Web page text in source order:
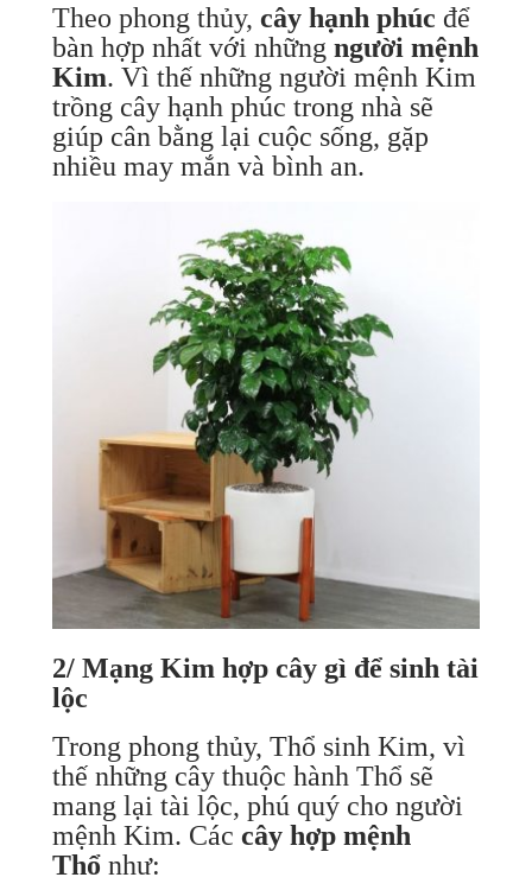
Theo phong thủy, cây hạnh phúc để
bàn hợp nhất với những người mệnh
Kim. Vì thế những người mệnh Kim
trồng cây hạnh phúc trong nhà sẽ
giúp cân bằng lại cuộc sống, gặp
nhiều may mắn và bình an.
2/ Mạng Kim hợp cây gì để sinh tài
lộc
Trong phong thủy, Thổ sinh Kim, vì
thế những cây thuộc hành Thổ sẽ
mang lại tài lộc, phú quý cho người
mệnh Kim. Các cây hợp mệnh
Thổnhư: